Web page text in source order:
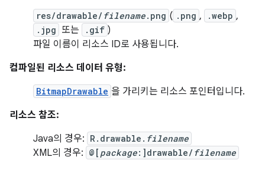
res/drawable/ filename.png ( .png , .webp ,
.jpg 또는 .gif )
파일 이름이 리소스 ID로 사용됩니다.
컴파일된 리소스 데이터 유형:
BitmapDrawable 을 가리키는 리소스 포인터입니다.
리소스 참조:
Java의 경우: R.drawable. filename
XML의 경우: @[ package:]drawable/ filename